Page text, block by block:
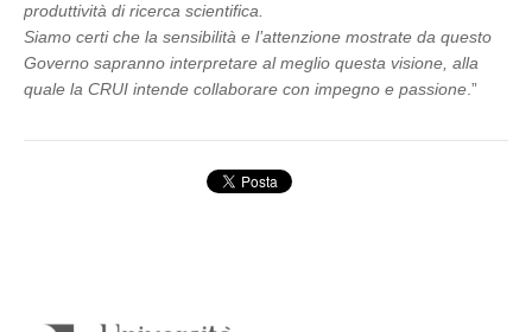
produttività di ricerca scientifica.
Siamo certi che la sensibilità e l’attenzione mostrate da questo
Governo sapranno interpretare al meglio questa visione, alla
quale la CRUI intende collaborare con impegno e passione .”